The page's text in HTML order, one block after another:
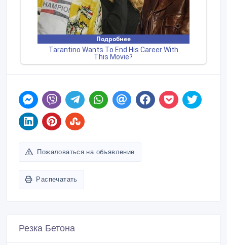
Пожаловаться на объявление
Распечатать
Резка Бетона